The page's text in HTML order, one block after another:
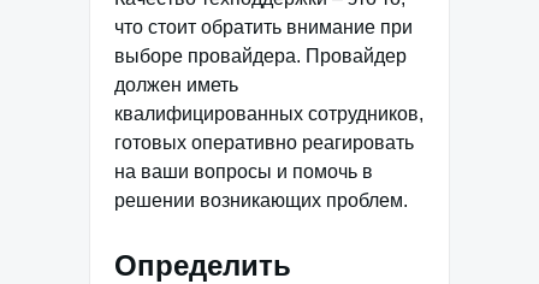
что стоит обратить внимание при
выборе провайдера. Провайдер
должен иметь
квалифицированных сотрудников,
готовых оперативно реагировать
на ваши вопросы и помочь в
решении возникающих проблем.
Определить